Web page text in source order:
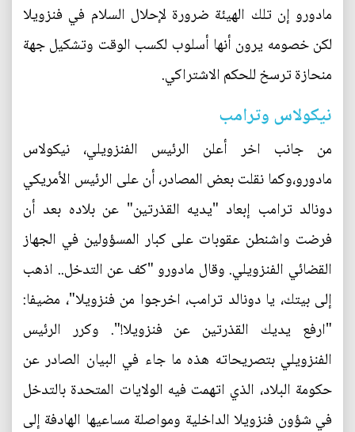
مادورو إن تلك الهيئة ضرورة لإحلال السلام في فنزويلا
لكن خصومه يرون أنها أسلوب لكسب الوقت وتشكيل جهة
منحازة ترسخ للحكم الاشتراكي.
نيكولاس وترامب
من جانب اخر أعلن الرئيس الفنزويلي، نيكولاس
مادورو،وكما نقلت بعض المصادر، أن على الرئيس الأمريكي
دونالد ترامب إبعاد "يديه القذرتين" عن بلاده بعد أن
فرضت واشنطن عقوبات على كبار المسؤولين في الجهاز
القضائي الفنزويلي. وقال مادورو "كف عن التدخل.. اذهب
إلى بيتك، يا دونالد ترامب، اخرجوا من فنزويلا"، مضيفا:
"ارفع يديك القذرتين عن فنزويلا!". وكرر الرئيس
الفنزويلي بتصريحاته هذه ما جاء في البيان الصادر عن
حكومة البلاد، الذي اتهمت فيه الولايات المتحدة بالتدخل
في شؤون فنزويلا الداخلية ومواصلة مساعيها الهادفة إلى